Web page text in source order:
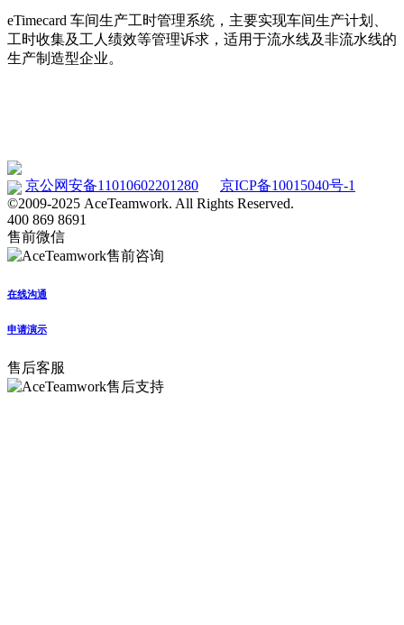
eTimecard 车间生产工时管理系统，主要实现车间生产计划、
工时收集及工人绩效等管理诉求，适用于流水线及非流水线的
生产制造型企业。
京公网安备11010602201280
京ICP备10015040号-1
©2009-2025 AceTeamwork. All Rights Reserved.
400 869 8691
售前微信
在线沟通
申请演示
售后客服